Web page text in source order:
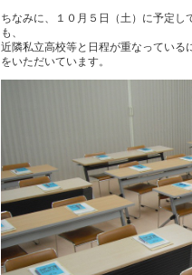
ちなみに、１０月５日（土）に予定し
も、
近隣私立高校等と日程が重なっている
をいただいています。